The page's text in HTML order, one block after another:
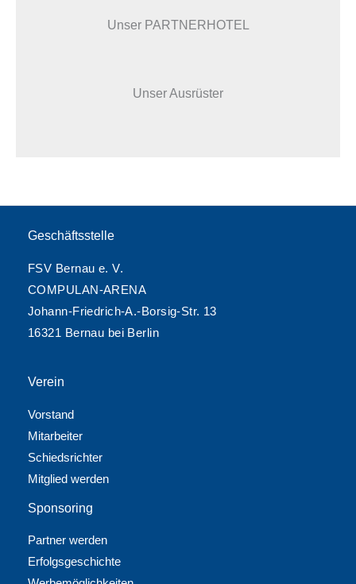
Unser PARTNERHOTEL
Unser Ausrüster
Geschäftsstelle
FSV Bernau e. V.
COMPULAN-ARENA
Johann-Friedrich-A.-Borsig-Str. 13
16321 Bernau bei Berlin
Verein
Vorstand
Mitarbeiter
Schiedsrichter
Mitglied werden
Sponsoring
Partner werden
Erfolgsgeschichte